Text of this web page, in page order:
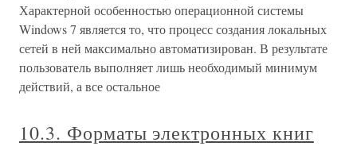
Характерной особенностью операционной системы
Windows 7 является то, что процесс создания локальных
сетей в ней максимально автоматизирован. В результате
пользователь выполняет лишь необходимый минимум
действий, а все остальное
10.3. Форматы электронных книг